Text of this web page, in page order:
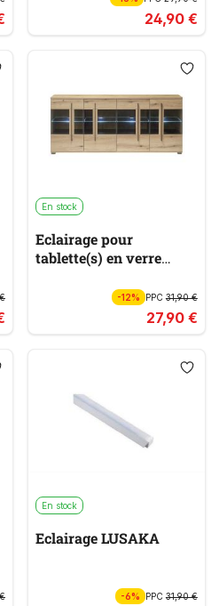
24,90 €
En stock
Eclairage pour
tablette(s) en verre
-12% PPC31,90 €
27,90 €
En stock
Eclairage LUSAKA
-6% PPC31,90 €